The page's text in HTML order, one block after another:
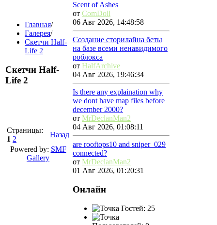
Главная/
Галерея/
Скетчи Half-
Life 2
Скетчи Half-
Life 2
Страницы:
1 2
Назад
Powered by: SMF
Gallery
Scent of Ashes
от ComDoll
06 Авг 2026, 14:48:58
Создание сторилайна беты
на базе всеми ненавидимого
роблокса
от HalfArchive
04 Авг 2026, 19:46:34
Is there any explaination why
we dont have map files before
december 2000?
от MrDeclanMan2
04 Авг 2026, 01:08:11
are rooftops10 and sniper_029
connected?
от MrDeclanMan2
01 Авг 2026, 01:20:31
Онлайн
Гостей: 25